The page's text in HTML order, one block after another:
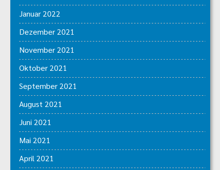
Januar 2022
Dezember 2021
November 2021
Oktober 2021
September 2021
August 2021
Juni 2021
Mai 2021
April 2021